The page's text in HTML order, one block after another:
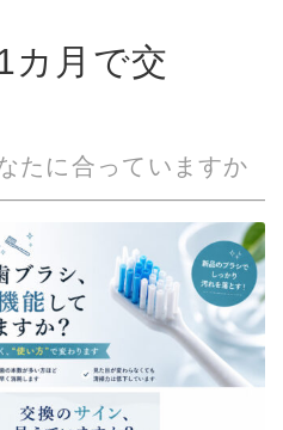
ス
カ月で交
たに合っていますか